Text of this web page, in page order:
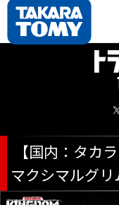
【国内：タカ
マクシマルグ